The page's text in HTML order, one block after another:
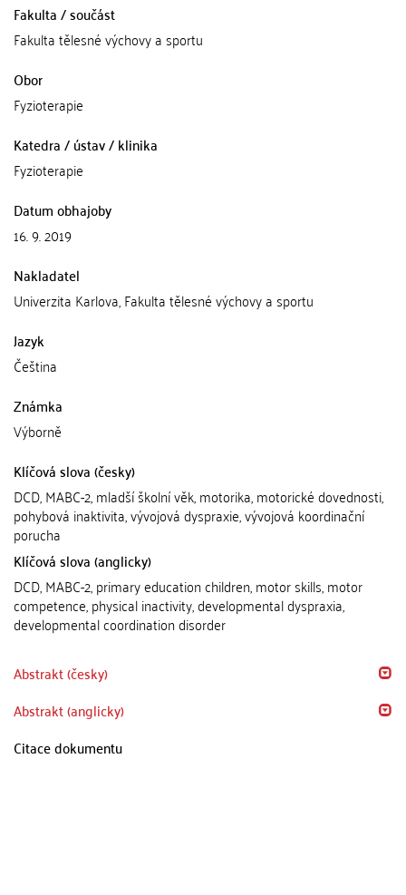
Fakulta / součást
Fakulta tělesné výchovy a sportu
Obor
Fyzioterapie
Katedra / ústav / klinika
Fyzioterapie
Datum obhajoby
16. 9. 2019
Nakladatel
Univerzita Karlova, Fakulta tělesné výchovy a sportu
Jazyk
Čeština
Známka
Výborně
Klíčová slova (česky)
DCD, MABC-2, mladší školní věk, motorika, motorické dovednosti,
pohybová inaktivita, vývojová dyspraxie, vývojová koordinační
porucha
Klíčová slova (anglicky)
DCD, MABC-2, primary education children, motor skills, motor
competence, physical inactivity, developmental dyspraxia,
developmental coordination disorder
Abstrakt (česky)
Abstrakt (anglicky)
Citace dokumentu